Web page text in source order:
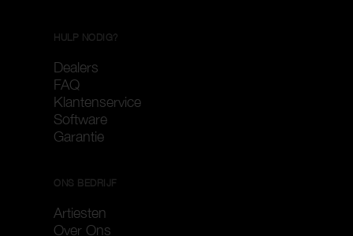
HULP NODIG?
Dealers
FAQ
Klantenservice
Software
Garantie
ONS BEDRIJF
Artiesten
Over Ons